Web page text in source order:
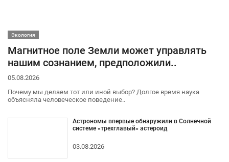
Экология
Магнитное поле Земли может управлять
нашим сознанием, предположили..
05.08.2026
Почему мы делаем тот или иной выбор? Долгое время наука
объясняла человеческое поведение..
Астрономы впервые обнаружили в Солнечной
системе «трехглавый» астероид
03.08.2026